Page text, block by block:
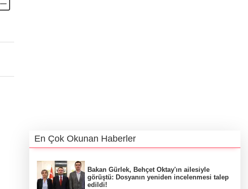
En Çok Okunan Haberler
Bakan Gürlek, Behçet Oktay'ın ailesiyle
görüştü: Dosyanın yeniden incelenmesi talep
edildi!